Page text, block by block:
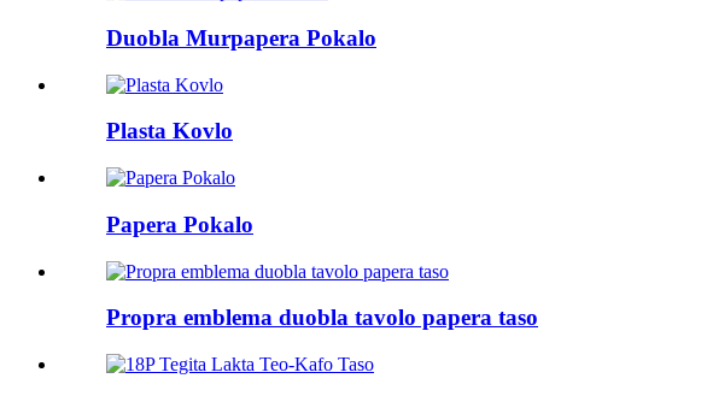
Duobla Murpapera Pokalo
Plasta Kovlo
Papera Pokalo
Propra emblema duobla tavolo papera taso